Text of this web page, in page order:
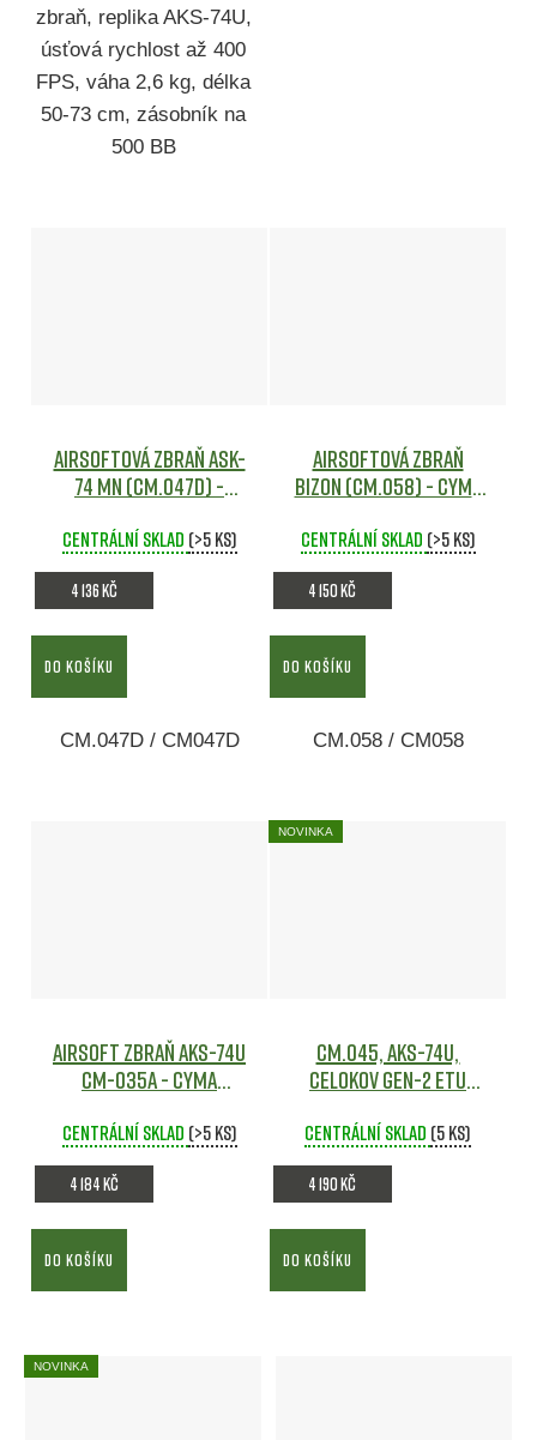
zbraň, replika AKS-74U,
úsťová rychlost až 400
FPS, váha 2,6 kg, délka
50-73 cm, zásobník na
500 BB
Airsoftová zbraň ASK-
74 MN (CM.047D) -
Airsoft
Centrální sklad (>5 ks)
4 136 Kč
DO KOŠÍKU
CM.047D / CM047D
Airsoftová zbraň
Bizon (CM.058) - CYMA
Centrální sklad (>5 ks)
4 150 Kč
DO KOŠÍKU
CM.058 / CM058
Airsoft zbraň AKS-74U
CM-035A - CYMA
Centrální sklad (>5 ks)
4 184 Kč
DO KOŠÍKU
NOVINKA
CM.045, AKS-74U,
celokov GEN-2 ETU
Centrální sklad (5 ks)
4 190 Kč
DO KOŠÍKU
NOVINKA